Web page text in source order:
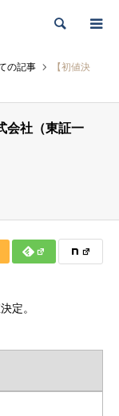
検索
の記事
【初値決
会社（東証一
定。